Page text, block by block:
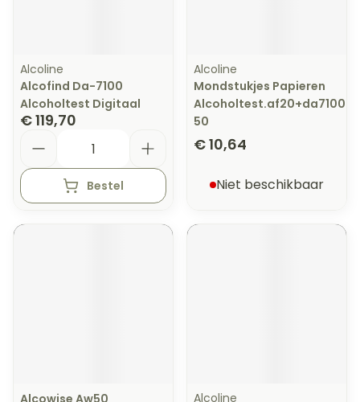
Alcoline
Alcofind Da-7100
Alcoholtest Digitaal
€ 119,70
Bestel
Alcoline
Mondstukjes Papieren
Alcoholtest.af20+da7100
50
€ 10,64
Niet beschikbaar
Alcowise Aw50 Alcoline